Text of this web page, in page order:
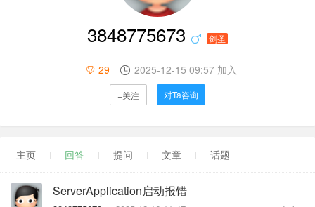
3848775673 剑圣
29 2025-12-15 09:57 加入
+关注 对Ta咨询
主页 回答 提问 文章 话题
ServerApplication启动报错